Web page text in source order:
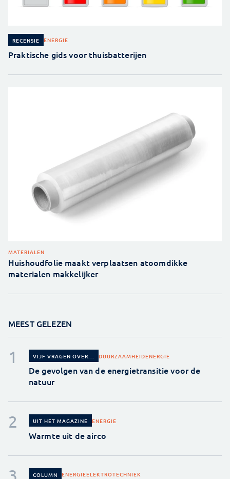
RECENSIE ENERGIE
Praktische gids voor thuisbatterijen
MATERIALEN
Huishoudfolie maakt verplaatsen atoomdikke
materialen makkelijker
MEEST GELEZEN
VIJF VRAGEN OVER... DUURZAAMHEIDENERGIE
De gevolgen van de energietransitie voor de
natuur
UIT HET MAGAZINE ENERGIE
Warmte uit de airco
COLUMN ENERGIEELEKTROTECHNIEK